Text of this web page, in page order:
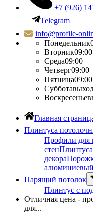
+7 (926)
Telegram
info@profile-
Понедельник
Вторник
Среда09:00 —
Четверг09:00
Пятница
Суббота
Воскресенье
Главная
Плинтуса
Профили для
стен
декора
алюминиевый
Парящий потолок
Плинтус с
Отличная цена -
для...